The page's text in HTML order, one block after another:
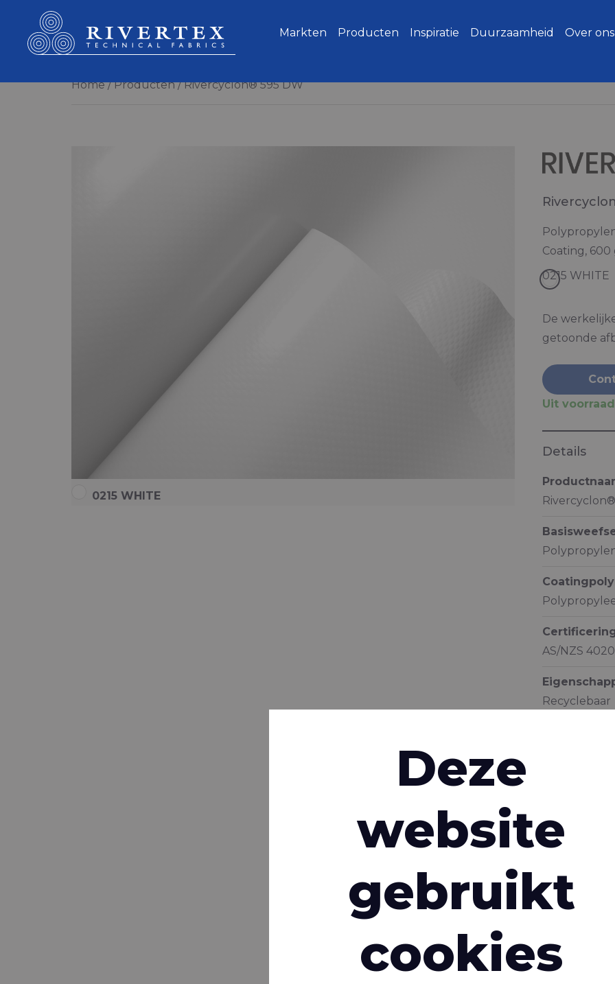
Home Producten Rivercyclon® 595 DW
0215 WHITE
Coating, 600
De
getoonde
Uit
Details
AS/NZS 4020
Recyclebaar
Lasbaar
Beschrijving
EPEA
Rivertex Technical Fabrics Group
Markten
Producten Inspiratie Duurzaamheid Over ons
Deze
website
gebruikt
cookies